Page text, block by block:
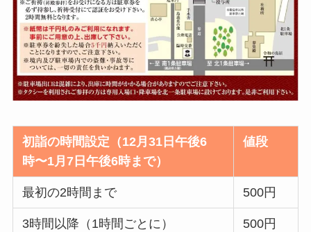
初詣の時間設定（12月31日午後6
時〜1月7日午後6時まで）
値段
最初の2時間まで 500円
3時間以降（1時間ごとに） 500円